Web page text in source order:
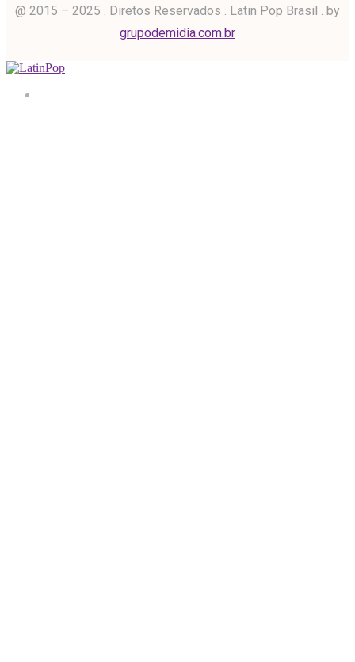
@ 2015 – 2025 . Diretos Reservados . Latin Pop Brasil . by
grupodemidia.com.br